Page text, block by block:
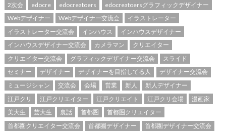
2次会 edocre edocreatoers
edocreatoersグラフィックデザイナー
Webデザイナー
Webデザイナー交流会
イラストレーター
イラストレーター交流会
インハウス
インハウスデザイナー
インハウスデザイナー交流会
カメラマン
クリエイター
クリエイター交流会
グラフィックデザイナー交流会
スライド
セミナー
デザイナー デザイナーを目指してる人
デザイナー交流会
ミュージシャン
交流会 会場 営業 新人
新人デザイナー
江戸クリ
江戸クリエイター 江戸クリエイト 江戸クリ会場
漫画家
美大生
芸大生 裏話 首都圏
首都圏クリエイター
首都圏クリエイター交流会
首都圏デザイナー
首都圏デザイナー交流会